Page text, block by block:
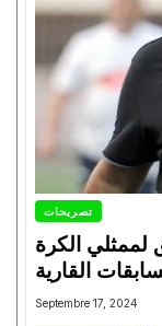
تصريحات
الكرة
Septembre 17, 2024